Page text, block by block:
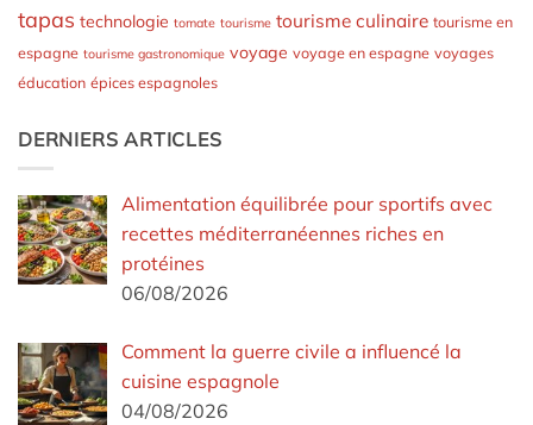
tapas technologie tomate tourisme tourisme culinaire tourisme en
espagne tourisme gastronomique voyage voyage en espagne voyages
éducation épices espagnoles
DERNIERS ARTICLES
Alimentation équilibrée pour sportifs avec
recettes méditerranéennes riches en
protéines
06/08/2026
Comment la guerre civile a influencé la
cuisine espagnole
04/08/2026